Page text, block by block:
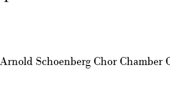
Schoenberg Chor Chamber